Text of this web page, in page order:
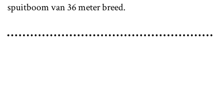
spuitboom van 36 meter breed.